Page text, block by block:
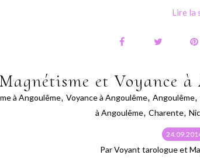
Lire la
Magnétisme et Voyance
à Angoulême, Voyance à Angoulême, Angoulême,
à Angoulême, Charente,
Par Voyant tarologue et